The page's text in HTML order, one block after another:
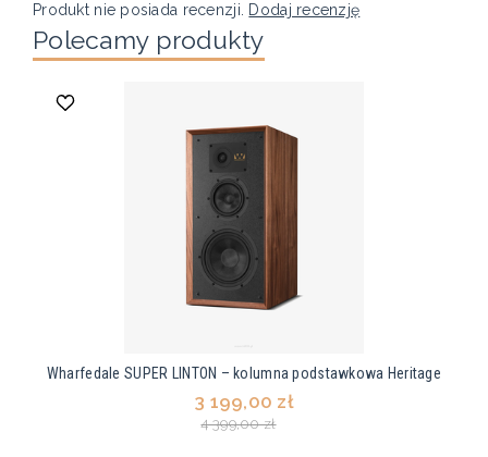
Produkt nie posiada recenzji. Dodaj recenzję
Polecamy produkty
Wharfedale SUPER LINTON – kolumna podstawkowa Heritage
3 199,00 zł
4 399,00 zł